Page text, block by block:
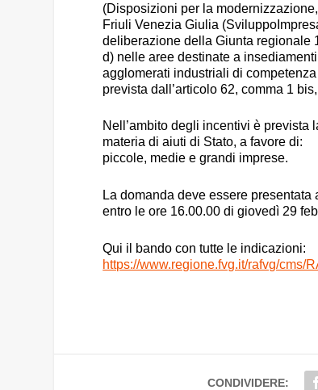
(Disposizioni per la
Friuli Venezia Giulia
deliberazione della Giunta regionale
d) nelle aree destinate a
agglomerati industriali di
prevista dall’articolo 62, comma 1
Nell’ambito degli incentivi è
materia di aiuti di Stato, a favore di:
piccole, medie e grandi imprese.
La domanda deve essere
entro le ore 16.00.00 di giovedì 29
Qui il bando con tutte le indicazioni:
https://www.regione.fvg.it/rafvg/cms/
CONDIVIDERE: